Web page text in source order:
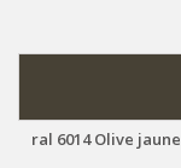
ral 6014 Olive jaune